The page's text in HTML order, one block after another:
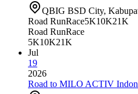
QBIG BSD City,
Road RunRace5K10K21K
Road RunRace
5K10K21K
Jul
19
2026
Road to MILO ACTIV